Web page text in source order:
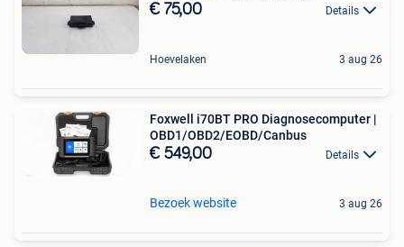
€ 75,00 Details
Hoevelaken 3 aug 26
Foxwell i70BT PRO Diagnosecomputer |
OBD1/OBD2/EOBD/Canbus
€ 549,00 Details
Bezoek website 3 aug 26